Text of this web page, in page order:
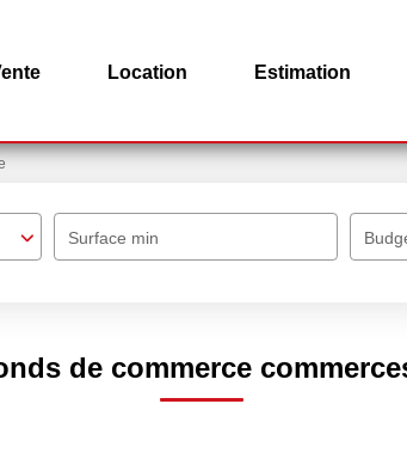
Location Estimation
Surface min
de commerce